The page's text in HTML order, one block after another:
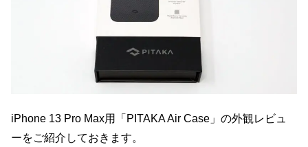
iPhone 13 Pro Max用「PITAKA Air Case」の外観レビュ
ーをご紹介しておきます。